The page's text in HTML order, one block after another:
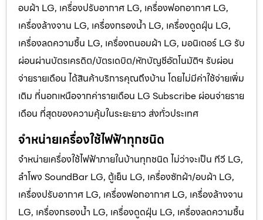
อบผ้า LG, เครื่องปรับอากาศ LG, เครื่องฟอกอากาศ LG,
เครื่องล้างจาน LG, เครื่องกรองน้ำ LG, เครื่องดูดฝุ่น LG,
เครื่องลดความชื้น LG, เครื่องถนอมผ้า LG, มอนิเตอร์ LG รับ
ผ่อนผ่านบัตรเครดิต/บัตรเดบิต/หักบัญชีอัตโนมัติฯ รับผ่อน
จ่ายรายเดือน ได้สินค้าบริการคุณถึงบ้าน โดยไม่มีค่าใช้จ่ายเพิ่ม
เติม ที่นอกเหนือจากค่ารายเดือน LG Subscribe ผ่อนจ่ายราย
เดือน ที่สุดของความคุ้มในระยะยาว ส่งทั่วประเทศ
จำหน่ายเครื่องใช้ไฟฟ้าทุกชนิด
จำหน่ายเครื่องใช้ไฟฟ้าภายในบ้านทุกชนิด ไม่ว่าจะเป็น ทีวี LG,
ลำโพง SoundBar LG, ตู้เย็น LG, เครื่องซักผ้า/อบผ้า LG,
เครื่องปรับอากาศ LG, เครื่องฟอกอากาศ LG, เครื่องล้างจาน
LG, เครื่องกรองน้ำ LG, เครื่องดูดฝุ่น LG, เครื่องลดความชื้น